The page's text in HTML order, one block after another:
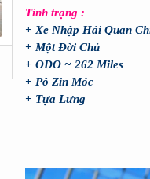
Tình trạng :
+ Xe Nhập Hải Quan
+ Một Đời Chủ
+ ODO ~ 262 Miles
+ Pô Zin Móc
+ Tựa Lưng